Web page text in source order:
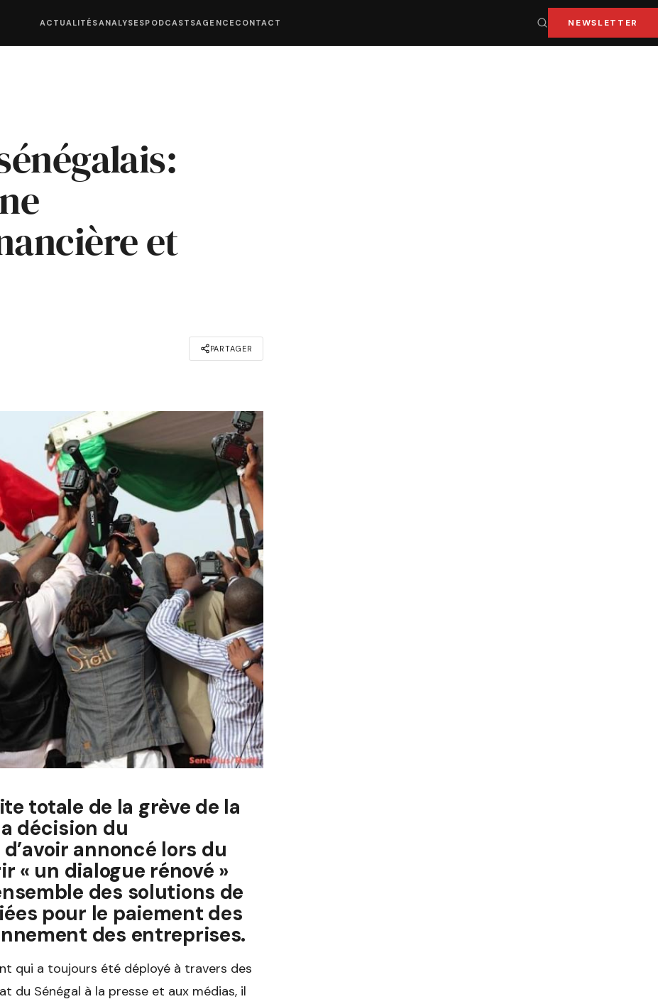
ACTUALITÉSANALYSESPODCASTSAGENCE CONTACT NEWSLETTER
et
PARTAGER
totale de la grève de la
décision du
d’avoir annoncé lors du
« un dialogue rénové »
des solutions de
pour le paiement des
des entreprises.
qui a toujours été déployé à travers des
du Sénégal à la presse et aux médias, il